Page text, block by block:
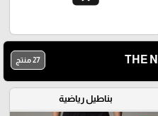
27 منتج
بناطيل رياضية